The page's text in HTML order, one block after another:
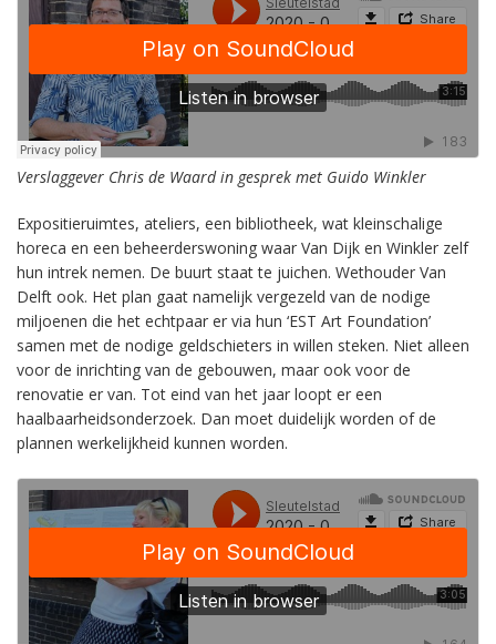
Verslaggever Chris de Waard in gesprek met Guido Winkler
Expositieruimtes, ateliers, een bibliotheek, wat kleinschalige
horeca en een beheerderswoning waar Van Dijk en Winkler zelf
hun intrek nemen. De buurt staat te juichen. Wethouder Van
Delft ook. Het plan gaat namelijk vergezeld van de nodige
miljoenen die het echtpaar er via hun ‘EST Art Foundation’
samen met de nodige geldschieters in willen steken. Niet alleen
voor de inrichting van de gebouwen, maar ook voor de
renovatie er van. Tot eind van het jaar loopt er een
haalbaarheidsonderzoek. Dan moet duidelijk worden of de
plannen werkelijkheid kunnen worden.